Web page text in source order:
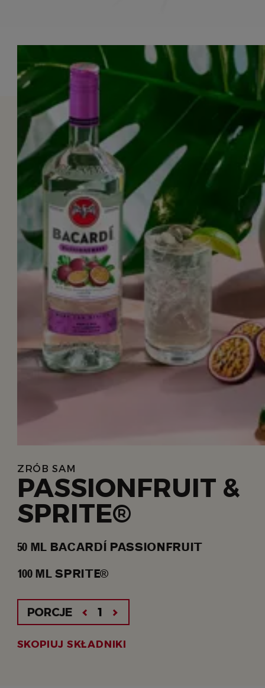
ZRÓB SAM
PASSIONFRUIT &
SPRITE®
50 ML BACARDÍ PASSIONFRUIT
100MLSPRITE®
PORCJE
SKOPIUJ SKŁADNIKI